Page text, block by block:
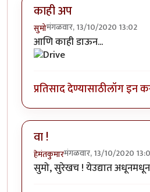
काही अप
सुमोमंगळवार, 13/10/2020 13:02
आणि काही डाऊन...
प्रतिसाद देण्यासाठीलॉग इन
वा !
हेमंतकुमारमंगळवार, 13/10/2020
सुमो, सुरेखच ! येउद्यात